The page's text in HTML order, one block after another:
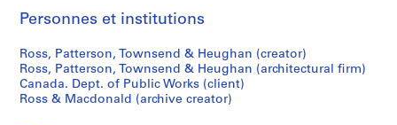
&
a
c
d
of
Statistics
Building
Personnes et institutions
Ross, Patterson, Townsend & Heughan (creator)
Ross, Patterson, Townsend & Heughan (architectural firm)
Canada. Dept. of Public Works (client)
Ross & Macdonald (archive creator)